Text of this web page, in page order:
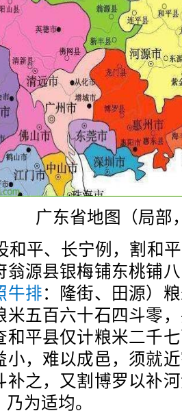
广东省地图（局部
平、长宁例，割和平
翁源县银梅铺东桃铺
牛排：隆街、田源）
米五百六十石四斗零
和平县仅计粮米二千
小，难以成邑，须就
补之，又割博罗以补
为适均。